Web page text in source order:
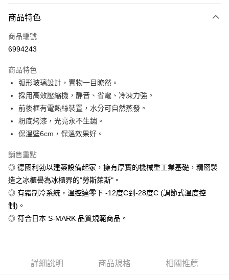
信用卡一次付款
LINE Pay
街口支付
悠遊付
AFTEE先享後付
相關說明
AFTEE先享後付是「在收到商品之後才付款」的支付方式。 讓您購物簡單
便利好安心！
１．簡單：不需註冊會員、不需綁卡、不需儲值。
２．便利：只要手機號碼，簡訊認證，即可結帳。
３．安心：先確認商品／服務後，再付款。
【「AFTEE先享後付」結帳流程】
１．於結帳方式選擇「AFTEE先享後付」後，將跳轉至「AFTEE先享後付」
結帳頁面，進行簡訊認證並確認金額後，即可完成結帳。
※ 請注意：結帳手續完成當下不需立刻繳費，但若您需要取消訂單，請聯絡
運送方式
宅配(請注意配件不含在免運內)
免運費
商品特色
商品編號
6994243
商品特色
弧形玻璃設計，置物一目瞭然。
採用高效壓縮機，靜音、省電、冷凍力強。
前後框有電熱絲裝置，水分可自然蒸發。
粉底烤漆，光亮永不生鏽。
保溫壁6cm，保溫效果好。
銷售重點
◎ 德國利勃以建築設備起家，擁有厚實的機械重工業基礎，精密製
造之冰櫃譽為冰櫃界的"勞斯萊斯"。
◎ 有霜制冷系統，溫控達零下 -12度C到-28度C (調節式溫度控
制)。
◎ 符合日本 S-MARK 品質規範商品。
詳細說明 商品規格 相關推薦